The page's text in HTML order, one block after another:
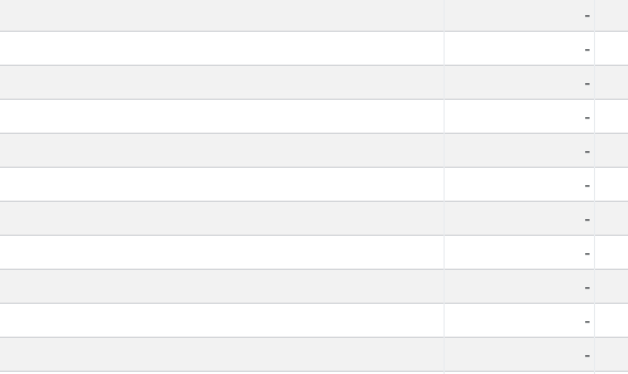
-
-
-
-
-
-
-
-
-
-
-